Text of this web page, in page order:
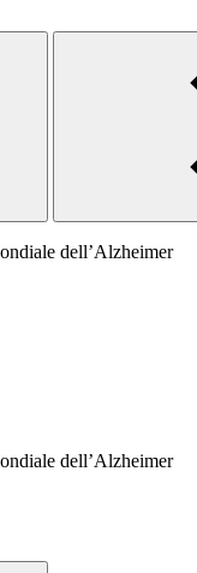
dell’Alzheimer
dell’Alzheimer